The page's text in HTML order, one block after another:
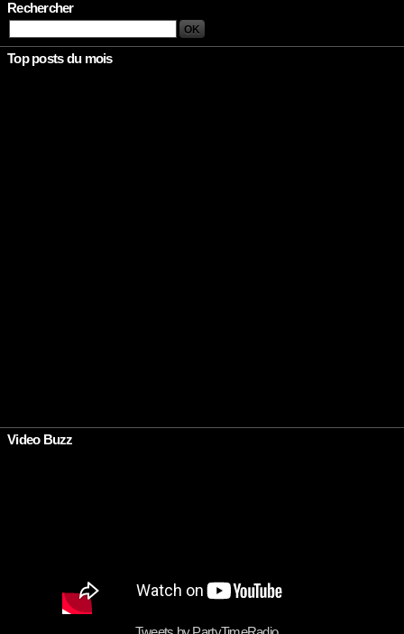
Rechercher
Top posts du mois
Video Buzz